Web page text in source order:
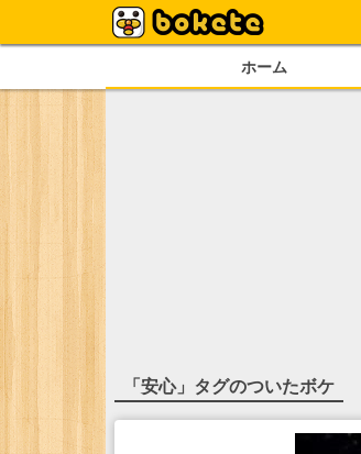
ホーム
「安心」タグのついたボケ